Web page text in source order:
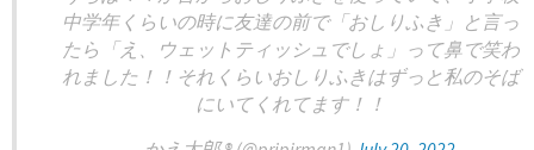
中学年くらいの時に友達の前で「おしりふき」と言っ
たら「え、ウェットティッシュでしょ」って鼻で笑わ
れました！！それくらいおしりふきはずっと私のそば
にいてくれてます！！